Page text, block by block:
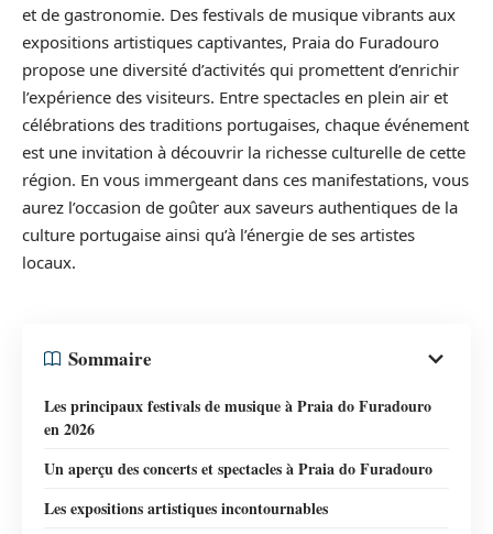
et de gastronomie. Des festivals de musique vibrants aux
expositions artistiques captivantes, Praia do Furadouro
propose une diversité d’activités qui promettent d’enrichir
l’expérience des visiteurs. Entre spectacles en plein air et
célébrations des traditions portugaises, chaque événement
est une invitation à découvrir la richesse culturelle de cette
région. En vous immergeant dans ces manifestations, vous
aurez l’occasion de goûter aux saveurs authentiques de la
culture portugaise ainsi qu’à l’énergie de ses artistes
locaux.
Sommaire
Les principaux festivals de musique à Praia do Furadouro
en 2026
Un aperçu des concerts et spectacles à Praia do Furadouro
Les expositions artistiques incontournables